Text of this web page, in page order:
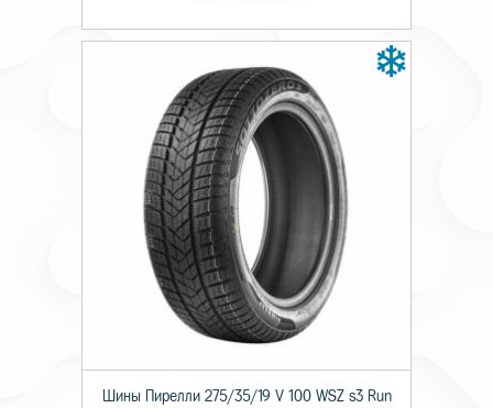
Шины Пирелли 275/35/19 V 100 WSZ s3 Run